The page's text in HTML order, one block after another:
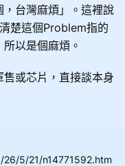
台灣麻煩」。這裡說
楚這個Problem指的
以是個麻煩。
或芯片，直接談本身
5/21/n14771592.htm